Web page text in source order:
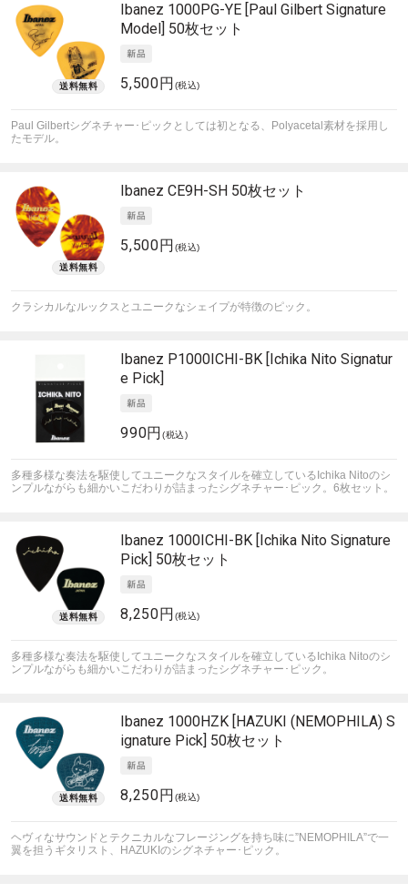
Ibanez 1000PG-YE [Paul Gilbert Signature
Model] 50枚セット
5,500円 (税込)
Paul Gilbertシグネチャー･ピックとしては初となる、Polyacetal素材を採用し
たモデル。
Ibanez CE9H-SH 50枚セット
5,500円 (税込)
クラシカルなルックスとユニークなシェイプが特徴のピック。
Ibanez P1000ICHI-BK [Ichika Nito Signatur
e Pick]
990円(税込)
多種多様な奏法を駆使してユニークなスタイルを確立しているIchika Nitoのシ
ンプルながらも細かいこだわりが詰まったシグネチャー･ピック。6枚セット。
Ibanez 1000ICHI-BK [Ichika Nito Signature
Pick] 50枚セット
8,250円 (税込)
多種多様な奏法を駆使してユニークなスタイルを確立しているIchika Nitoのシ
ンプルながらも細かいこだわりが詰まったシグネチャー･ピック。
Ibanez 1000HZK [HAZUKI (NEMOPHILA) S
ignature Pick] 50枚セット
8,250円 (税込)
ヘヴィなサウンドとテクニカルなフレージングを持ち味に”NEMOPHILA”で一
翼を担うギタリスト、HAZUKIのシグネチャー･ピック。